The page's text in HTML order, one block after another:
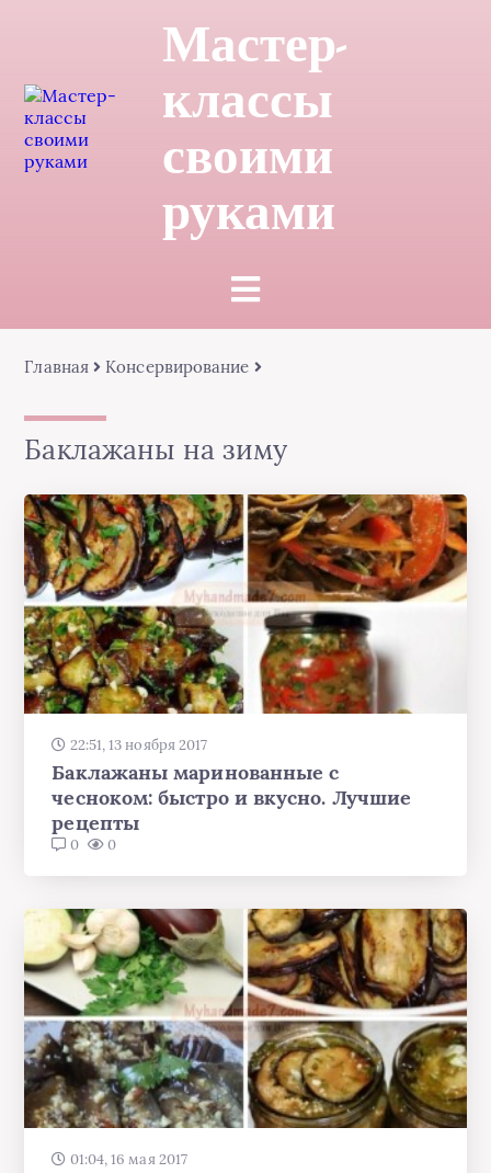
Мастер-
классы
своими
руками
Главная Консервирование
Баклажаны на зиму
22:51, 13 ноября 2017
Баклажаны маринованные с
чесноком: быстро и вкусно. Лучшие
рецепты
0 0
01:04, 16 мая 2017